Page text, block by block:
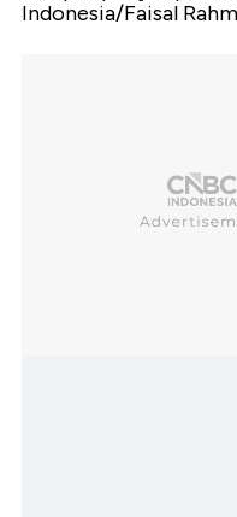
Indonesia/Faisal